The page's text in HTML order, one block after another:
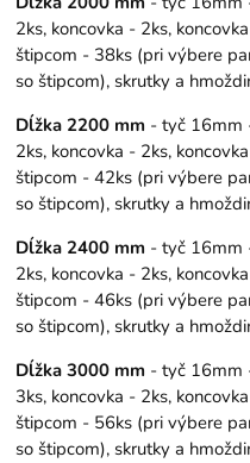
2ks, koncovka - 2ks,
štipcom - 38ks (pri výbere
so štipcom), skrutky a
Dĺžka 2200 mm - tyč 16mm
2ks, koncovka - 2ks,
štipcom - 42ks (pri výbere
so štipcom), skrutky a
Dĺžka 2400 mm - tyč 16mm
2ks, koncovka - 2ks,
štipcom - 46ks (pri výbere
so štipcom), skrutky a
Dĺžka 3000 mm - tyč 16mm
3ks, koncovka - 2ks,
štipcom - 56ks (pri výbere
so štipcom), skrutky a